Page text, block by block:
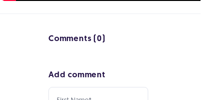
Comments (0)
Add comment